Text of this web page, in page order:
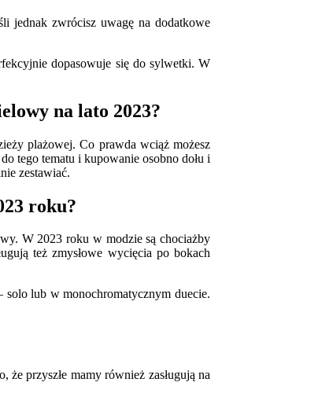
jednak zwrócisz uwagę na dodatkowe
dopasowuje się do sylwetki. W
na lato 2023?
plażowej. Co prawda wciąż możesz
tego tematu i kupowanie osobno dołu i
zestawiać.
roku?
W 2023 roku w modzie są chociażby
też zmysłowe wycięcia po bokach
lub w monochromatycznym duecie.
przyszłe mamy również zasługują na